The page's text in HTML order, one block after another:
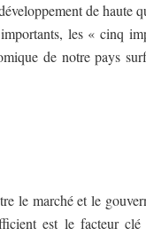
de haute
les « cinq
de notre pays
le marché et le
est le facteur